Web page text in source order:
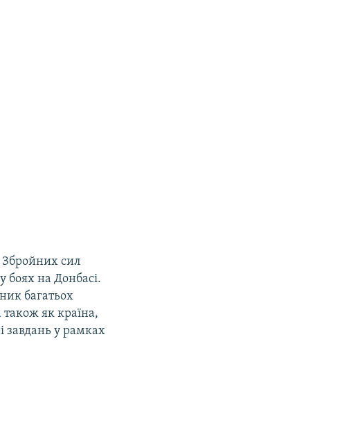
Збройних сил
боях на Донбасі.
багатьох
як країна,
завдань у рамках